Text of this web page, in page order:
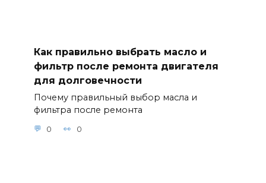
Как правильно выбрать масло и
фильтр после ремонта двигателя
для долговечности
Почему правильный выбор масла и
фильтра после ремонта
0 0